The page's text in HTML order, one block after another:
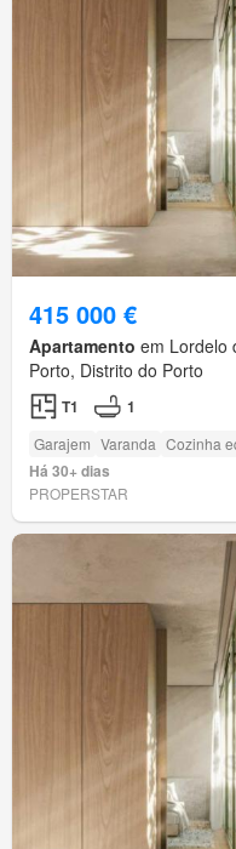
415 000 €
Apartamento em Lordelo
Porto, Distrito do Porto
T1 1
Garajem Varanda Cozinha
Há 30+ dias
PROPERSTAR